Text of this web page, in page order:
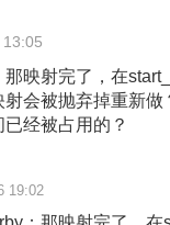
那映射完了，在
射会被抛弃掉重新
经被占用的？
19:02